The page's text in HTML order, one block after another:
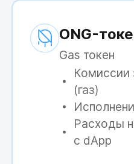
ONG-
Gas токен
Комиссии
(газ)
Расходы
с dApp